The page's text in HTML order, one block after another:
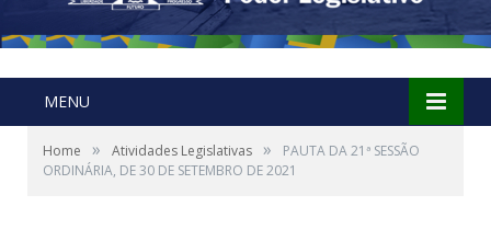
MENU
Home » Atividades Legislativas »
PAUTA DA 21ª SESSÃO
ORDINÁRIA, DE 30 DE SETEMBRO DE 2021